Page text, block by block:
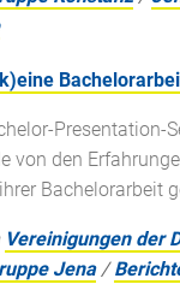
Presentation-
von den
Bachelorarbeit
Vereinigungen der
Jena /